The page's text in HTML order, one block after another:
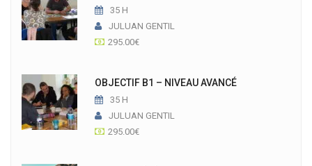
35 H
JULUAN GENTIL
295.00€
OBJECTIF B1 – NIVEAU AVANCÉ
35 H
JULUAN GENTIL
295.00€